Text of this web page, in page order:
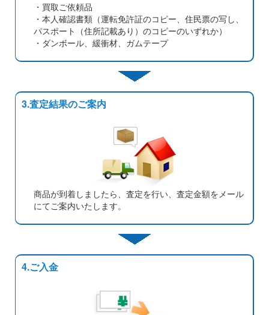
・買取ご依頼品
・本人確認書類（運転免許証のコピー、住民票の写し、
パスポート（住所記載あり）のコピーのいずれか）
・ダンボール、緩衝材、ガムテープ
3.査定結果のご案内
商品が到着しましたら、査定を行い、査定金額をメール
にてご案内いたします。
4.ご入金